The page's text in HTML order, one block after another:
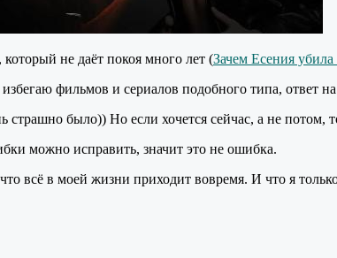
не даёт покоя много лет (Зачем Есения
избегаю фильмов и сериалов подобного типа, ответ
страшно было)) Но если хочется сейчас, а не потом,
можно исправить, значит это не ошибка.
всё в моей жизни приходит вовремя. И что я